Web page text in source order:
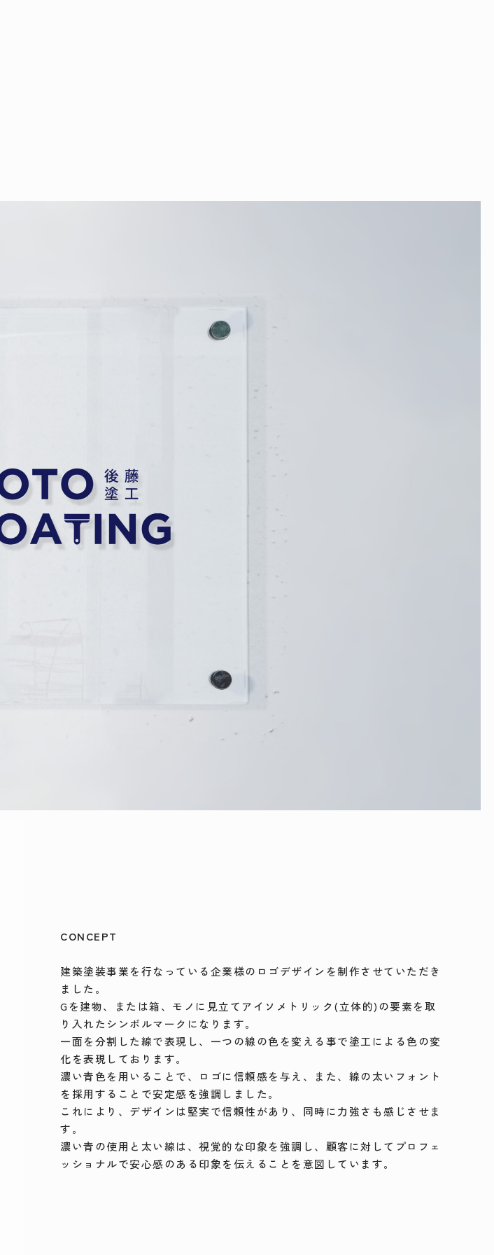
CONCEPT
建築塗装事業を行なっている企業様のロゴデザインを制作させていただき
ました。
Gを建物、または箱、モノに見立てアイソメトリック(立体的)の要素を取
り入れたシンボルマークになります。
一面を分割した線で表現し、一つの線の色を変える事で塗工による色の変
化を表現しております。
濃い青色を用いることで、ロゴに信頼感を与え、また、線の太いフォント
を採用することで安定感を強調しました。
これにより、デザインは堅実で信頼性があり、同時に力強さも感じさせま
す。
濃い青の使用と太い線は、視覚的な印象を強調し、顧客に対してプロフェ
ッショナルで安心感のある印象を伝えることを意図しています。